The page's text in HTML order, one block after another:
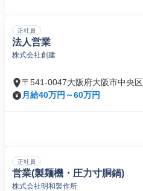
正社員
法人営業
株式会社創建
〒541-0047大阪府大阪市中央
月給40万円～60万円
正社員
営業(製麺機・圧力寸胴鍋)
株式会社明和製作所